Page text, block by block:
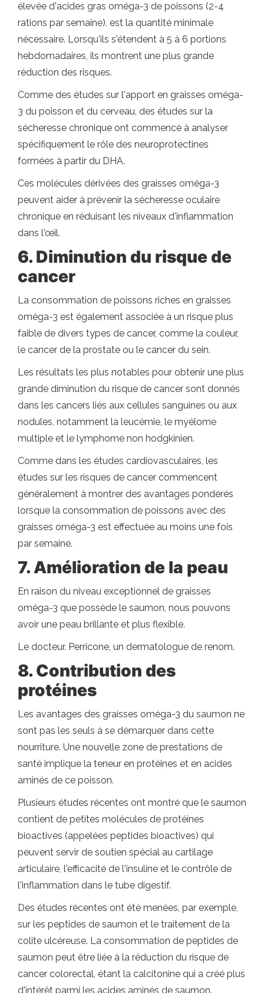
élevée d'acides gras oméga-3 de poissons (2-4
rations par semaine), est la quantité minimale
nécessaire. Lorsqu'ils s'étendent à 5 à 6 portions
hebdomadaires, ils montrent une plus grande
réduction des risques.
Comme des études sur l'apport en graisses oméga-
3 du poisson et du cerveau, des études sur la
sécheresse chronique ont commencé à analyser
spécifiquement le rôle des neuroprotectines
formées à partir du DHA.
Ces molécules dérivées des graisses oméga-3
peuvent aider à prévenir la sécheresse oculaire
chronique en réduisant les niveaux d'inflammation
dans l'œil.
6. Diminution du risque de
cancer
La consommation de poissons riches en graisses
oméga-3 est également associée à un risque plus
faible de divers types de cancer, comme la couleur,
le cancer de la prostate ou le cancer du sein.
Les résultats les plus notables pour obtenir une plus
grande diminution du risque de cancer sont donnés
dans les cancers liés aux cellules sanguines ou aux
nodules, notamment la leucémie, le myélome
multiple et le lymphome non hodgkinien.
Comme dans les études cardiovasculaires, les
études sur les risques de cancer commencent
généralement à montrer des avantages pondérés
lorsque la consommation de poissons avec des
graisses oméga-3 est effectuée au moins une fois
par semaine.
7. Amélioration de la peau
En raison du niveau exceptionnel de graisses
oméga-3 que possède le saumon, nous pouvons
avoir une peau brillante et plus flexible.
Le docteur. Perricone, un dermatologue de renom.
8. Contribution des
protéines
Les avantages des graisses oméga-3 du saumon ne
sont pas les seuls à se démarquer dans cette
nourriture. Une nouvelle zone de prestations de
santé implique la teneur en protéines et en acides
aminés de ce poisson.
Plusieurs études récentes ont montré que le saumon
contient de petites molécules de protéines
bioactives (appelées peptides bioactives) qui
peuvent servir de soutien spécial au cartilage
articulaire, l'efficacité de l'insuline et le contrôle de
l'inflammation dans le tube digestif.
Des études récentes ont été menées, par exemple,
sur les peptides de saumon et le traitement de la
colite ulcéreuse. La consommation de peptides de
saumon peut être liée à la réduction du risque de
cancer colorectal, étant la calcitonine qui a créé plus
d'intérêt parmi les acides aminés de saumon.